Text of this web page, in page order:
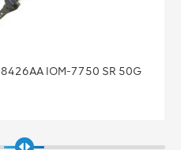
SFM5-12 Alcatel